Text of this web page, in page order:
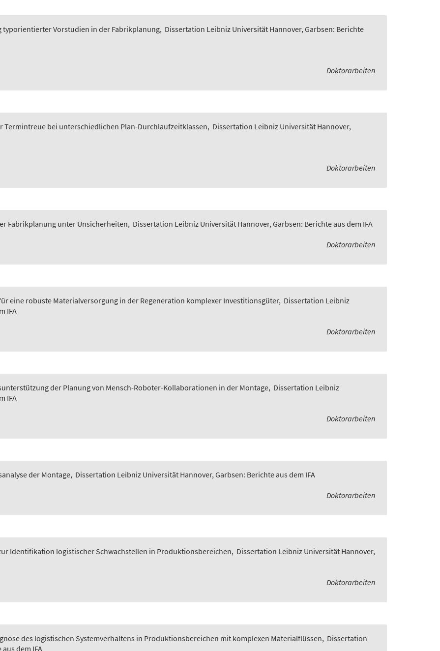
Vorstudien in der Fabrikplanung, Dissertation Leibniz Universität Hannover, Garbsen: Berichte
Doktorarbeiten
Termintreue bei unterschiedlichen Plan-Durchlaufzeitklassen, Dissertation Leibniz Universität Hannover,
Doktorarbeiten
Fabrikplanung unter Unsicherheiten, Dissertation Leibniz Universität Hannover, Garbsen: Berichte aus dem IFA
Doktorarbeiten
eine robuste Materialversorgung in der Regeneration komplexer Investitionsgüter, Dissertation Leibniz
IFA
Doktorarbeiten
der Planung von Mensch-Roboter-Kollaborationen in der Montage, Dissertation Leibniz
IFA
Doktorarbeiten
der Montage, Dissertation Leibniz Universität Hannover, Garbsen: Berichte aus dem IFA
Doktorarbeiten
Identifikation logistischer Schwachstellen in Produktionsbereichen, Dissertation Leibniz Universität Hannover,
Doktorarbeiten
des logistischen Systemverhaltens in Produktionsbereichen mit komplexen Materialflüssen, Dissertation
dem IFA